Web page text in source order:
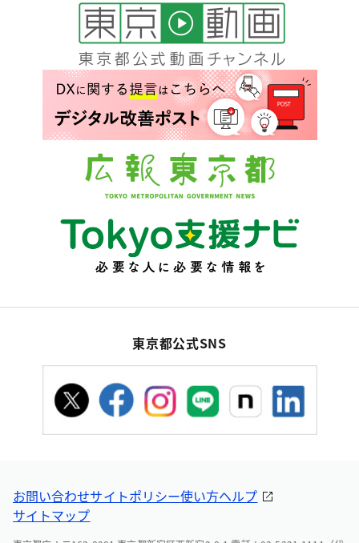
東京都公式SNS
お問い合わせサイトポリシー使い方ヘルプ
サイトマップ